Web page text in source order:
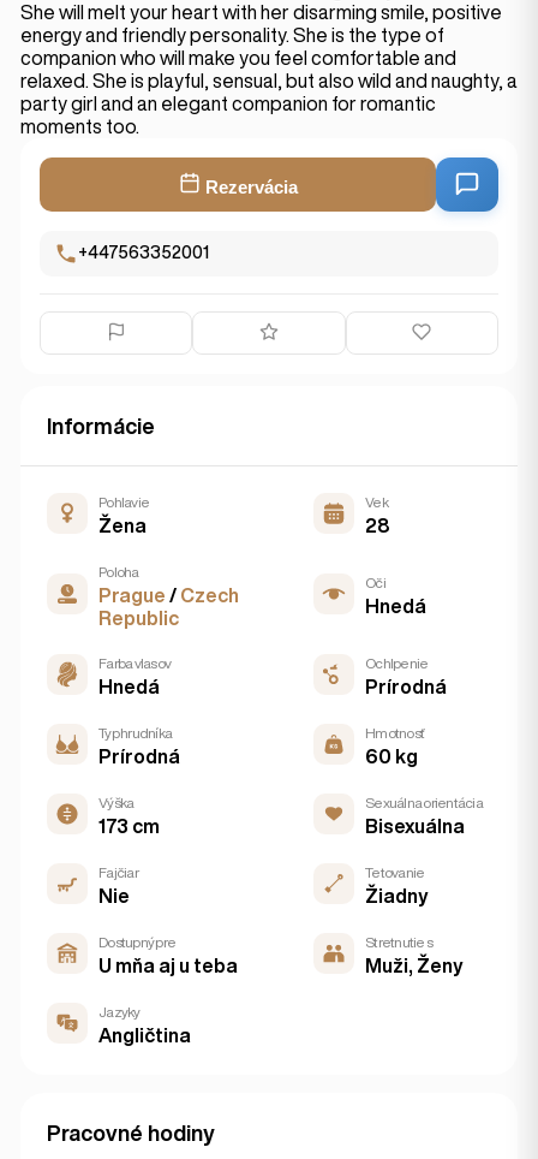
She will melt your heart with her disarming smile, positive
energy and friendly personality. She is the type of
companion who will make you feel comfortable and
relaxed. She is playful, sensual, but also wild and naughty, a
party girl and an elegant companion for romantic
moments too.
Rezervácia
+447563352001
Informácie
Pohlavie
Žena
Vek
28
Poloha
Prague / Czech
Republic
Oči
Hnedá
Farba vlasov
Hnedá
Ochlpenie
Prírodná
Typ hrudníka
Prírodná
Hmotnosť
60 kg
Výška
173 cm
Sexuálna orientácia
Bisexuálna
Fajčiar
Nie
Tetovanie
Žiadny
Dostupný pre
U mňa aj u teba
Stretnutie s
Muži, Ženy
Jazyky
Angličtina
Pracovné hodiny